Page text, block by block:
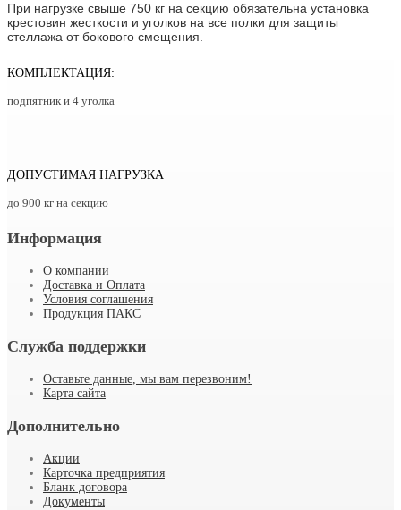
При нагрузке свыше 750 кг на секцию обязательна установка
крестовин жесткости и уголков на все полки для защиты
стеллажа от бокового смещения.
КОМПЛЕКТАЦИЯ:
подпятник и 4 уголка
ДОПУСТИМАЯ НАГРУЗКА
до 900 кг на секцию
Информация
О компании
Доставка и Оплата
Условия соглашения
Продукция ПАКС
Служба поддержки
Оставьте данные, мы вам перезвоним!
Карта сайта
Дополнительно
Акции
Карточка предприятия
Бланк договора
Документы